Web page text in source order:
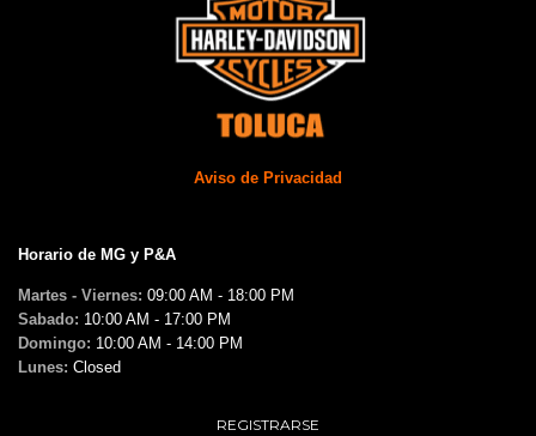
Aviso de Privacidad
Horario de MG y P&A
Martes - Viernes: 09:00 AM - 18:00 PM
Sabado: 10:00 AM - 17:00 PM
Domingo: 10:00 AM - 14:00 PM
Lunes: Closed
REGISTRARSE